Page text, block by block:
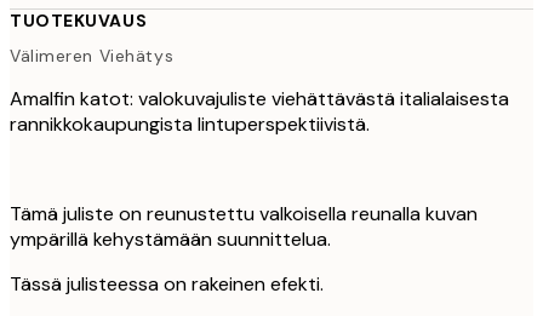
TUOTEKUVAUS
Välimeren Viehätys
Amalfin katot: valokuvajuliste viehättävästä italialaisesta
rannikkokaupungista lintuperspektiivistä.
Tämä juliste on reunustettu valkoisella reunalla kuvan
ympärillä kehystämään suunnittelua.
Tässä julisteessa on rakeinen efekti.